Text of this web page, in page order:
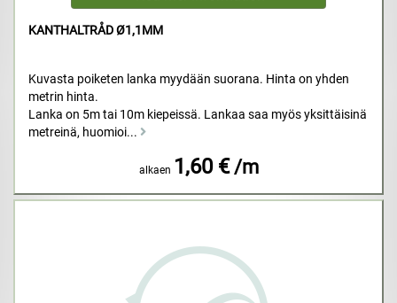
KANTHALTRÅD Ø1,1MM
Kuvasta poiketen lanka myydään suorana. Hinta on yhden
metrin hinta.
Lanka on 5m tai 10m kiepeissä. Lankaa saa myös yksittäisinä
metreinä, huomioi...
alkaen 1,60 € /m